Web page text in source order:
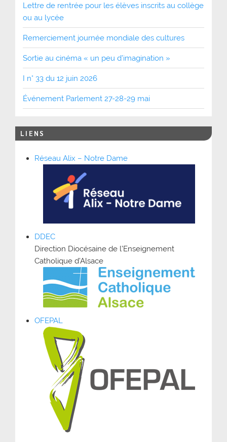
Lettre de rentrée pour les élèves inscrits au collège
ou au lycée
Remerciement journée mondiale des cultures
Sortie au cinéma « un peu d’imagination »
I n° 33 du 12 juin 2026
Événement Parlement 27-28-29 mai
LIENS
Réseau Alix – Notre Dame
DDEC
Direction Diocésaine de l’Enseignement
Catholique d’Alsace
OFEPAL